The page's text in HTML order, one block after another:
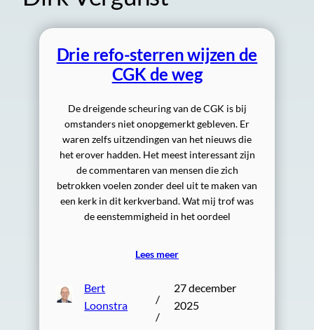
Drie refo-sterren wijzen de
CGK de weg
De dreigende scheuring van de CGK is bij
omstanders niet onopgemerkt gebleven. Er
waren zelfs uitzendingen van het nieuws die
het erover hadden. Het meest interessant zijn
de commentaren van mensen die zich
betrokken voelen zonder deel uit te maken van
een kerk in dit kerkverband. Wat mij trof was
de eenstemmigheid in het oordeel
Lees meer
Bert
Loonstra
/
/
27 december
2025